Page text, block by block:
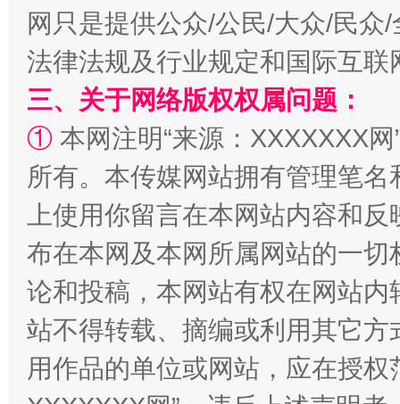
阿坝州三大球赛在茂县开幕 规模
网只是提供公众/公民/大众/民
法律法规及行业规定和国际互
三、关于网络版权权属问题：
① 本网注明“来源：XXXXXXX
所有。本传媒网站拥有管理笔
上使用你留言在本网站内容和
布在本网及本网所属网站的一
论和投稿，本网站有权在网站
站不得转载、摘编或利用其它
用作品的单位或网站，应在授